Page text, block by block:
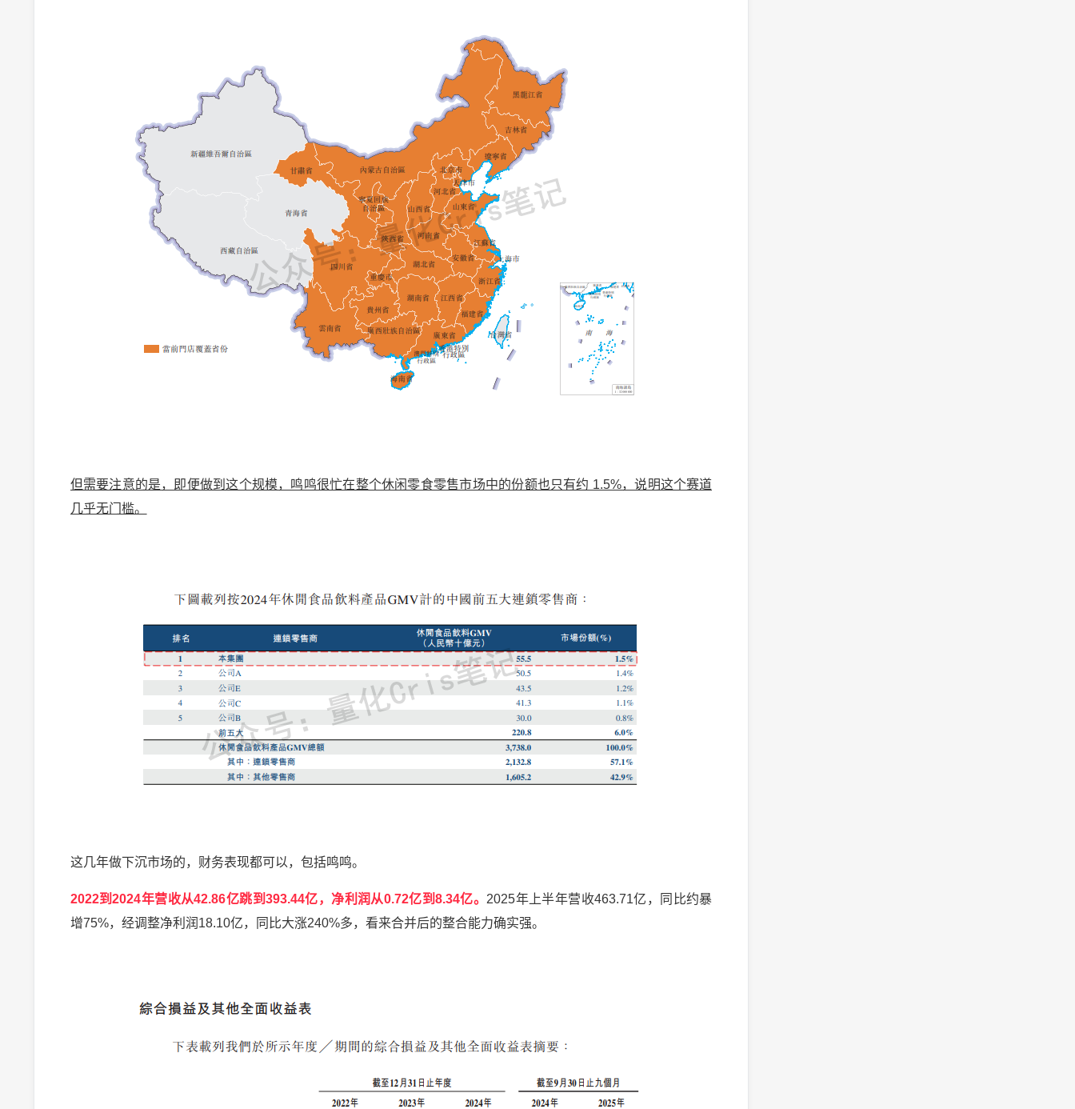
但需要注意的是，即便做到这个规模，鸣鸣很忙在整个休闲零食零售市场中的份额也只有约 1.5%，说明这个赛道
几乎无门槛。
这几年做下沉市场的，财务表现都可以，包括鸣鸣。
2022到2024年营收从42.86亿跳到393.44亿，净利润从0.72亿到8.34亿。 2025年上半年营收463.71亿，同比约暴
增75%，经调整净利润18.10亿，同比大涨240%多，看来合并后的整合能力确实强。